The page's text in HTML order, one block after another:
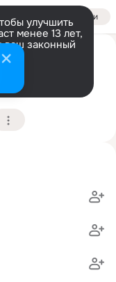
Войти
улучшить
менее 13 лет,
ваш законный